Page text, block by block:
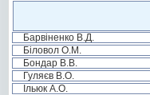
Барвіненко В.Д.
Біловол О.М.
Бондар В.В.
Гуляєв В.О.
Ільюк А.О.